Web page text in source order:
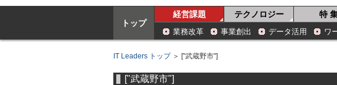
トップ
経営課題 テクノロジー 特
業務改革 事業創出 データ活用 ワ
IT Leaders トップ＞ ["武蔵野市"]
["武蔵野市"]